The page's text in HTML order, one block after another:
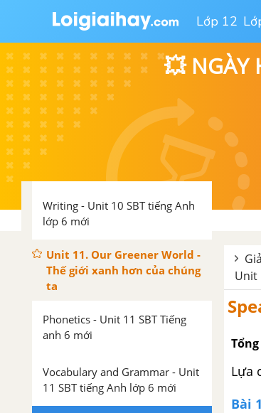
Lớp 12
💥 NGÀY
10 SBT tiếng Anh lớp 6 mới
anh 6 mới
Speaking - Unit 10 SBT tiếng
Anh lớp 6 mới
Reading - Unit 10 SBT tiếng Anh
Writing - Unit 10 SBT tiếng Anh
lớp 6 mới
Unit 11. Our Greener World -
Thế giới xanh hơn của chúng
ta
Phonetics - Unit 11 SBT Tiếng
anh 6 mới
Vocabulary and Grammar - Unit
11 SBT tiếng Anh lớp 6 mới
Unit
Lựa
Bài 1